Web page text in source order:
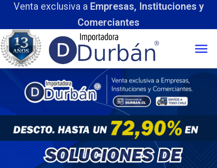
Venta exclusiva a Empresas, Instituciones y
Comerciantes